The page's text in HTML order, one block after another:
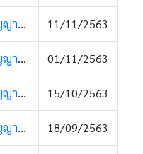
อัตราหลักประกันการซื้อขายสัญญาซื้อขายล่วงหน้า (13 พฤศจิกายน 2563) 11/11/2563
อัตราหลักประกันการซื้อขายสัญญาซื้อขายล่วงหน้า (2 พฤศจิกายน 2563) 01/11/2563
อัตราหลักประกันการซื้อขายสัญญาซื้อขายล่วงหน้า (16 ตุลาคม 2563) 15/10/2563
อัตราหลักประกันการซื้อขายสัญญาซื้อขายล่วงหน้า (18 กันยายน 2563) 18/09/2563